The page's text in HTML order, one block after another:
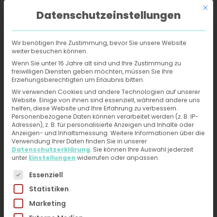
Online-Hautarzt›Behandlungen
Zehennagel
Eingewachsener
Zehennagel -
Behandlung und
Diagnose vom Online-
Hautarzt erhalten
Jetzt ärztliche Hilfe bei Hautproblemen erhalten –
Fotos hochladen, kurzen Fragebogen ausfüllen.
Mit
Datenschutzeinstellungen
Wir benötigen Ihre Zustimmung, bevor Sie unsere Website
weiter besuchen können.
Wenn Sie unter 16 Jahre alt sind und Ihre Zustimmung zu
freiwilligen Diensten geben möchten, müssen Sie Ihre
Erziehungsberechtigten um Erlaubnis bitten.
Wir verwenden Cookies und andere Technologien auf unserer
Website. Einige von ihnen sind essenziell, während andere uns
helfen, diese Website und Ihre Erfahrung zu verbessern.
Personenbezogene Daten können verarbeitet werden (z. B. IP-
Adressen), z. B. für personalisierte Anzeigen und Inhalte oder
Anzeigen- und Inhaltsmessung. Weitere Informationen über die
Verwendung Ihrer Daten finden Sie in unserer
Datenschutzerklärung. Sie können Ihre Auswahl jederzeit
unterEinstellungen widerrufen oder anpassen.
Es folgt eine Liste der Service-Gruppen, für die eine
Essenziell
Statistiken
Marketing